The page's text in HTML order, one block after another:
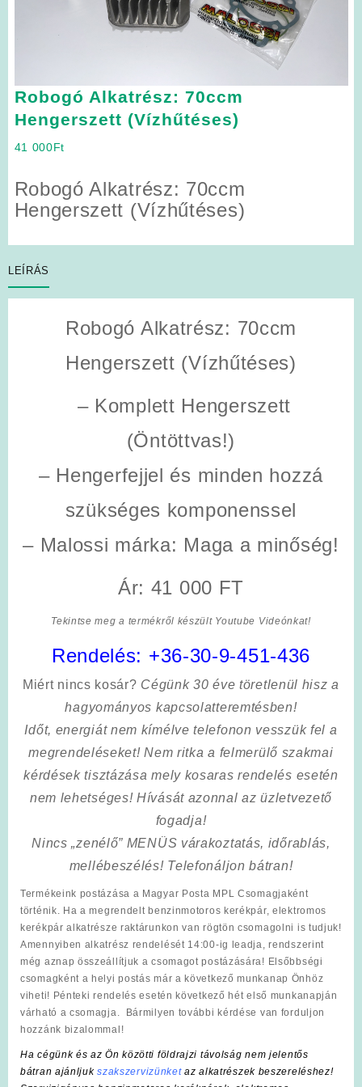
Robogó Alkatrész: 70ccm
Hengerszett (Vízhűtéses)
41 000Ft
Robogó Alkatrész: 70ccm
Hengerszett (Vízhűtéses)
LEÍRÁS
Robogó Alkatrész: 70ccm
Hengerszett (Vízhűtéses)
– Komplett Hengerszett
(Öntöttvas!)
– Hengerfejjel és minden hozzá
szükséges komponenssel
– Malossi márka: Maga a minőség!
Ár: 41 000 FT
Tekintse meg a termékről készült Youtube Videónkat!
Rendelés: +36-30-9-451-436
Miért nincs kosár? Cégünk 30 éve töretlenül hisz a
hagyományos kapcsolatteremtésben!
Időt, energiát nem kímélvetelefonon vesszük fel a
megrendeléseket! Nem ritka a felmerülő szakmai
kérdések tisztázása mely kosaras rendelés esetén
nem lehetséges! Hívását azonnal az üzletvezető
fogadja!
Nincs „zenélő” MENÜS várakoztatás, időrablás,
mellébeszélés! Telefonáljon bátran!
Termékeink postázása a Magyar Posta MPL Csomagjaként
történik. Ha a megrendelt benzinmotoros kerékpár, elektromos
kerékpár alkatrésze raktárunkon van rögtön csomagolni is tudjuk!
Amennyiben alkatrész rendelését 14:00-ig leadja, rendszerint
még aznap összeállítjuk a csomagot postázására! Elsőbbségi
csomagként a helyi postás már a következő munkanap Önhöz
viheti! Pénteki rendelés esetén következő hét első munkanapján
várható a csomagja. Bármilyen további kérdése van forduljon
hozzánk bizalommal!
Ha cégünk és az Ön közötti földrajzi távolság nem jelentős
bátran ajánljukszakszervizünket az alkatrészek beszereléshez!